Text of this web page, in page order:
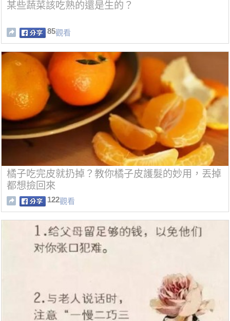
某些蔬菜該吃熟的還是生的？
85觀看
橘子吃完皮就扔掉？教你橘子皮護髮的妙用，丟掉
都想撿回來
122觀看